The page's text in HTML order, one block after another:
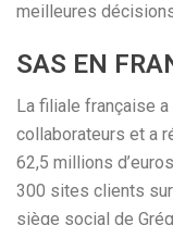
meilleures
SAS EN
La filiale française
collaborateurs et a
62,5 millions
300 sites clients
siège social de